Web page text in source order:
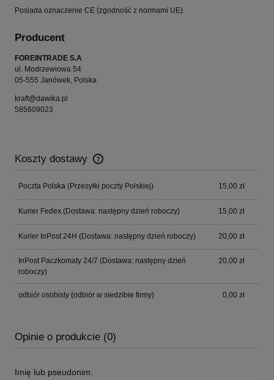
Posiada oznaczenie CE (zgodność z normami UE).
Producent
FOREINTRADE S.A
ul. Modrzewiowa 54
05-555 Janówek, Polska
kraft@dawika.pl
585609023
Koszty dostawy
Cena nie zawiera ewentualnych kosztów płatności
Poczta Polska (Przesyłki poczty Polskiej) 15,00 zł
Kurier Fedex (Dostawa: następny dzień roboczy) 15,00 zł
Kurier InPost 24H (Dostawa: następny dzień roboczy) 20,00 zł
InPost Paczkomaty 24/7 (Dostawa: następny dzień
roboczy)
20,00 zł
odbiór osobisty (odbiór w siedzibie firmy) 0,00 zł
Opinie o produkcie (0)
Imię lub pseudonim: